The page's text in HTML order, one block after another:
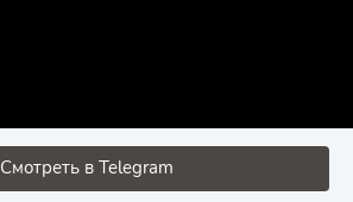
Смотреть в Telegram